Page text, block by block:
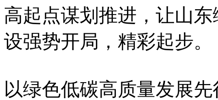
高起点谋划推进，让山
设强势开局，精彩起步。
以绿色低碳高质量发展